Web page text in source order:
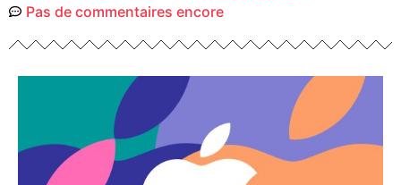
Pas de commentaires encore